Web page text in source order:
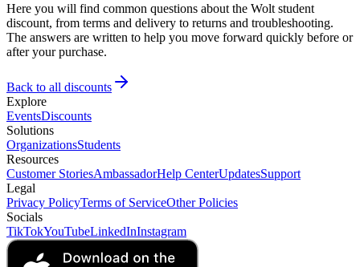
Here you will find common questions about the Wolt student
discount, from terms and delivery to returns and troubleshooting.
The answers are written to help you move forward quickly before or
after your purchase.
Back to all discounts
Explore
EventsDiscounts
Solutions
OrganizationsStudents
Resources
Customer StoriesAmbassadorHelp CenterUpdatesSupport
Legal
Privacy PolicyTerms of ServiceOther Policies
Socials
TikTokYouTubeLinkedInInstagram